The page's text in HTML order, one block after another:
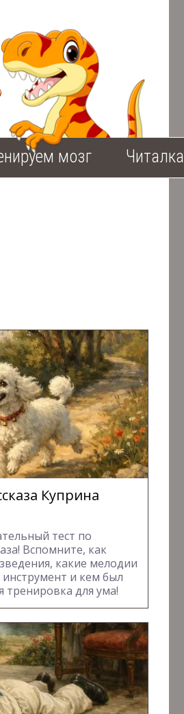
мозг Читалка
Куприна
тест по
Вспомните, как
какие мелодии
и кем был
тренировка для ума!